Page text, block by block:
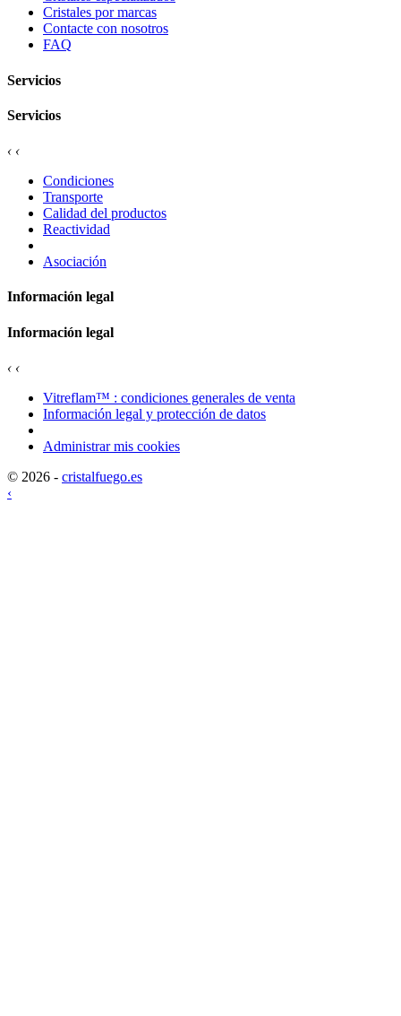
Cristales por marcas
Contacte con nosotros
FAQ
Servicios
Servicios
‹ ‹
Condiciones
Transporte
Calidad del productos
Reactividad
Asociación
Información legal
Información legal
‹ ‹
Vitreflam™ : condiciones generales de venta
Información legal y protección de datos
Administrar mis cookies
© 2026 - cristalfuego.es
‹